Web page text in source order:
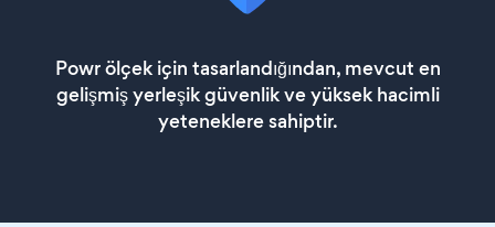
Powr ölçek için tasarlandığından, mevcut en
gelişmiş yerleşik güvenlik ve yüksek hacimli
yeteneklere sahiptir.